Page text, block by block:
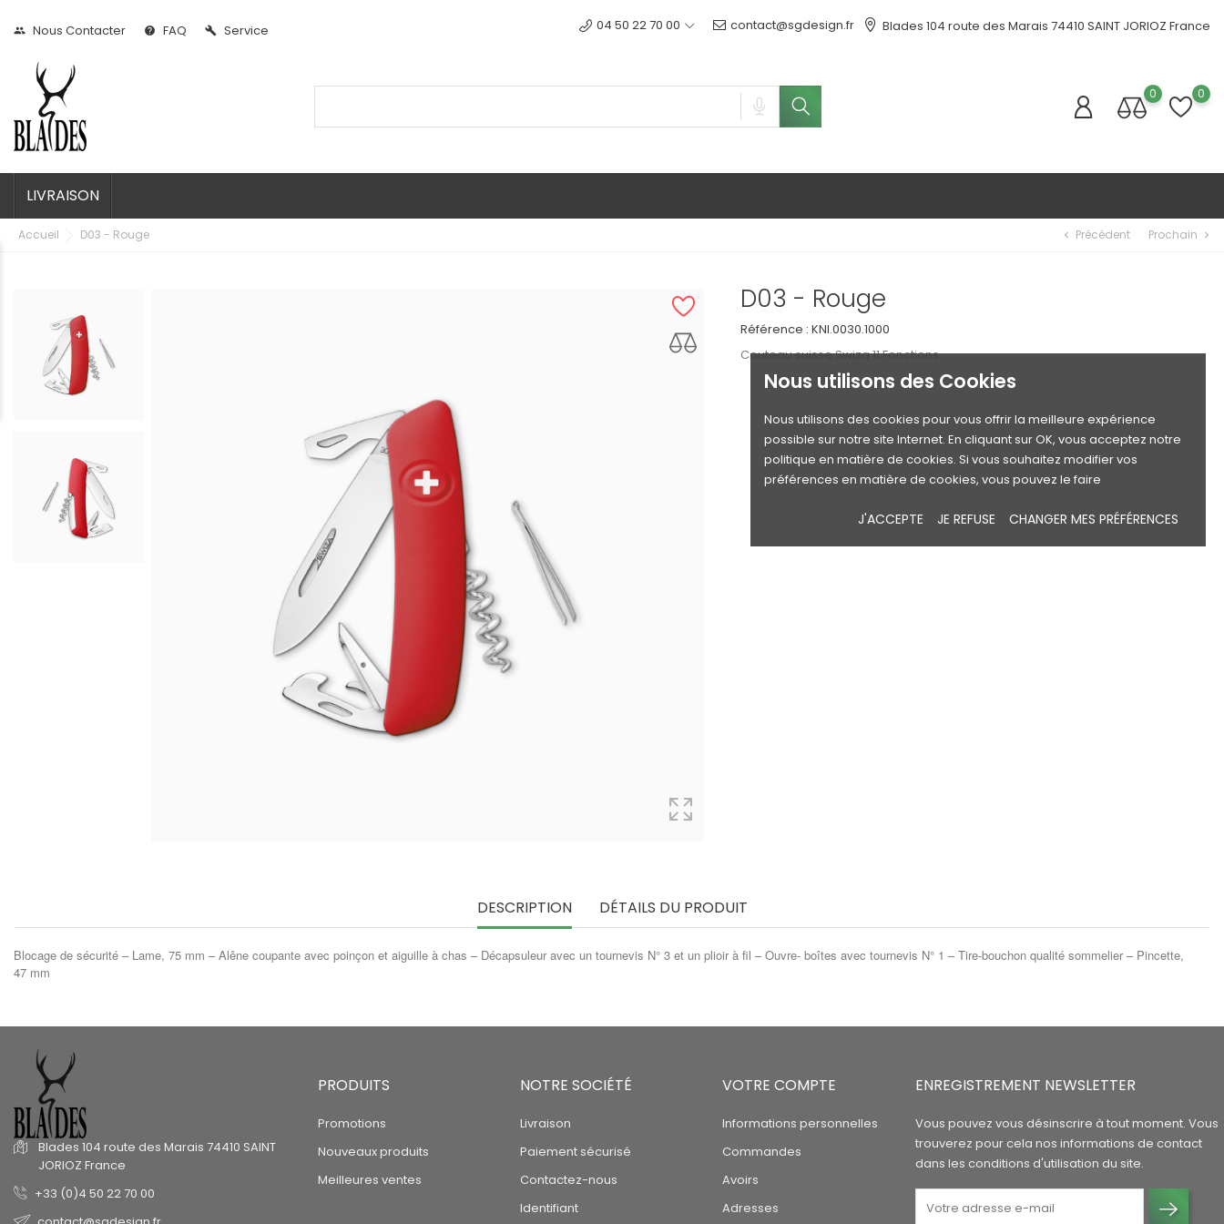
Nous utilisons des Cookies
Nous utilisons des cookies pour vous offrir la meilleure expérience
possible sur notre site Internet. En cliquant sur OK, vous acceptez notre
politique en matière de cookies. Si vous souhaitez modifier vos
préférences en matière de cookies, vous pouvez le faire
J'ACCEPTE JE REFUSE CHANGER MES PRÉFÉRENCES
people Nous Contacter help FAQ build Service 04 50 22 70 00 contact@sgdesign.fr Blades 104 route des Marais 74410 SAINT JORIOZ France
0 0
LIVRAISON
Accueil D03 - Rouge chevron_left Précédent Prochain chevron_right
D03 - Rouge
Référence : KNI.0030.1000
Couteau suisse Swiza 11 Fonctions
DESCRIPTION DÉTAILS DU PRODUIT
Blocage de sécurité – Lame, 75 mm – Alêne coupante avec poinçon et aiguille à chas – Décapsuleur avec un tournevis N° 3 et un plioir à fil – Ouvre- boîtes avec tournevis N° 1 – Tire-bouchon qualité sommelier – Pincette,
47 mm
Blades 104 route des Marais 74410 SAINT
JORIOZ France
+33 (0)4 50 22 70 00
PRODUITS
Promotions
Nouveaux produits
Meilleures ventes
NOTRE SOCIÉTÉ
Livraison
Paiement sécurisé
Contactez-nous
Identifiant
VOTRE COMPTE
Informations personnelles
Commandes
Avoirs
Adresses
ENREGISTREMENT NEWSLETTER
Vous pouvez vous désinscrire à tout moment. Vous
trouverez pour cela nos informations de contact
dans les conditions d'utilisation du site.